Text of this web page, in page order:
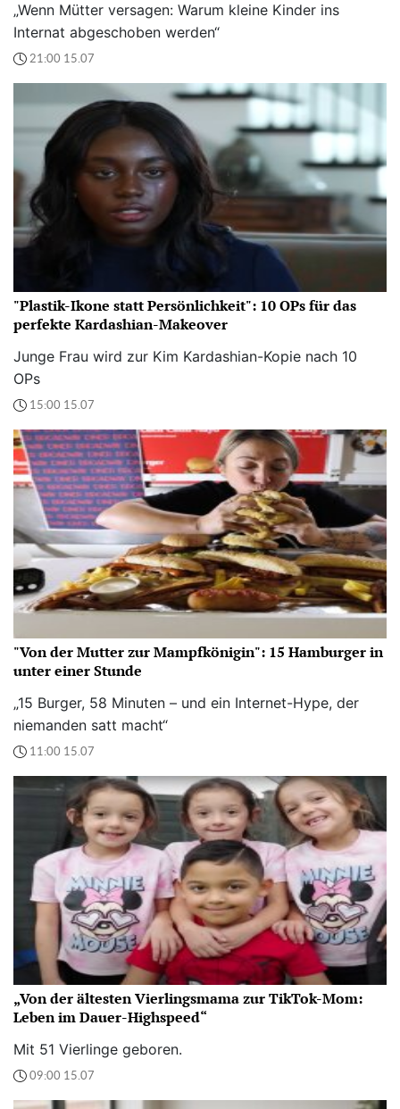
„Wenn Mütter versagen: Warum kleine Kinder ins
Internat abgeschoben werden“
21:00 15.07
"Plastik-Ikone statt Persönlichkeit": 10 OPs für das
perfekte Kardashian-Makeover
Junge Frau wird zur Kim Kardashian-Kopie nach 10
OPs
15:00 15.07
"Von der Mutter zur Mampfkönigin": 15 Hamburger in
unter einer Stunde
„15 Burger, 58 Minuten – und ein Internet-Hype, der
niemanden satt macht“
11:00 15.07
„Von der ältesten Vierlingsmama zur TikTok-Mom:
Leben im Dauer-Highspeed“
Mit 51 Vierlinge geboren.
09:00 15.07